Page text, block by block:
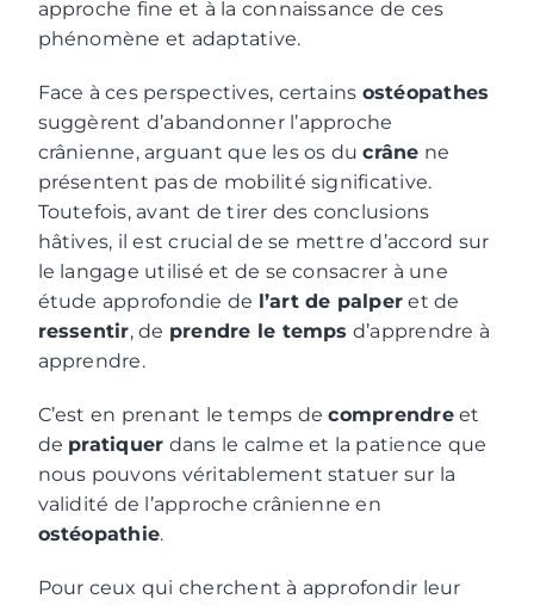
approche fine et à la connaissance de ces
phénomène et adaptative.
Face à ces perspectives, certains ostéopathes
suggèrent d’abandonner l’approche
crânienne, arguant que les os ducrâne ne
présentent pas de mobilité significative.
Toutefois, avant de tirer des conclusions
hâtives, il est crucial de se mettre d’accord sur
le langage utilisé et de se consacrer à une
étude approfondie de l’art de palper et de
ressentir, de prendre le temps d’apprendre à
apprendre.
C’est en prenant le temps decomprendreet
de pratiquer dans le calme et la patience que
nous pouvons véritablement statuer sur la
validité de l’approche crânienne en
ostéopathie.
Pour ceux qui cherchent à approfondir leur